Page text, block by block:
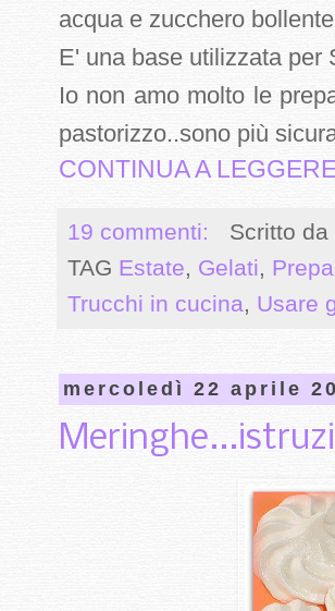
acqua e zucchero
E' una base utilizzata per
Io non amo molto le
pastorizzo..sono più
CONTINUA A
19 commenti: Scritto da
TAG Estate, Gelati,
Trucchi in cucina, Usare
mercoledì 22 aprile